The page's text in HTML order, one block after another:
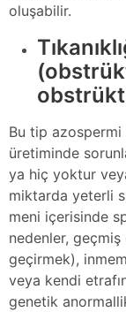
oluşabilir.
Bu tip
üretiminde
ya hiç yoktur
miktarda yeterli
meni içerisinde
nedenler,
geçirmek),
veya kendi
genetik